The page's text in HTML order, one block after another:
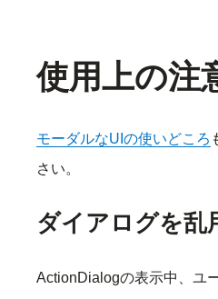
使用上の注
モーダルなUIの使いどころ
さい。
ダイアログを乱
ActionDialogの表示中、ユ